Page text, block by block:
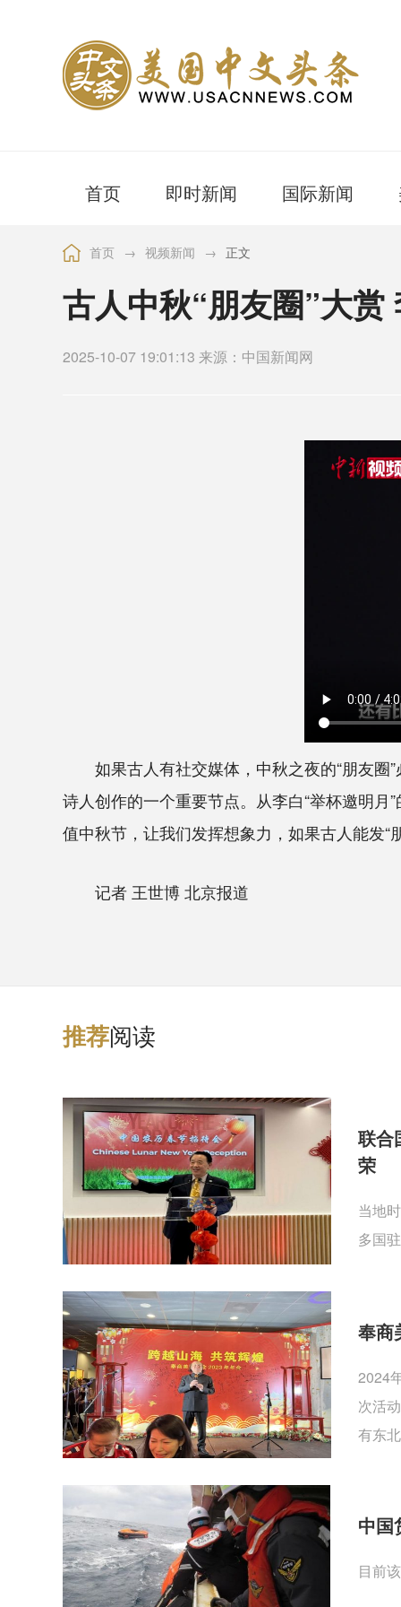
首页 即时新闻 国际新闻
首页 → 视频新闻 → 正文
古人中秋“朋友圈”大
2025-10-07 19:01:13 来源：中国新闻网
如果古人有社交媒体，中秋之夜的“朋友圈”
诗人创作的一个重要节点。从李白“举杯邀明
值中秋节，让我们发挥想象力，如果古人能发“
记者 王世博 北京报道
推荐阅读
联合
荣
当地
多国
奉商
2024
次活
有东
中国
目前